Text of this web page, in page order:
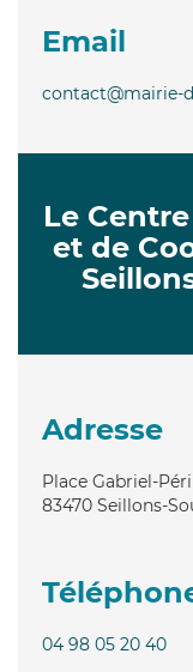
Email
contact@mairie-
Le
et de
Adresse
Place Gabriel-Péri
83470 Seillons-
04 98 05 20 40